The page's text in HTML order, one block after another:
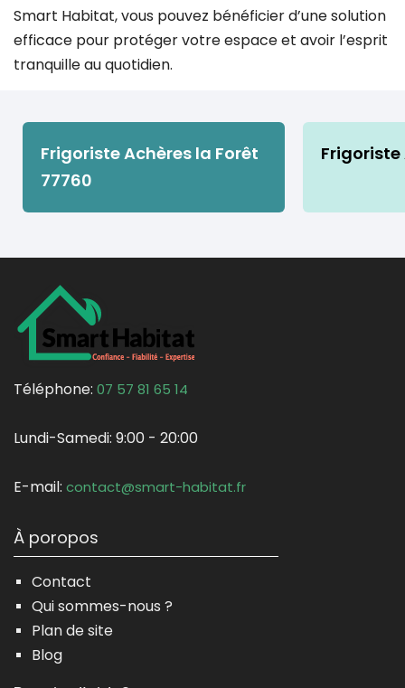
Smart Habitat, vous pouvez bénéficier d’une solution
efficace pour protéger votre espace et avoir l’esprit
tranquille au quotidien.
Frigoriste Achères la Forêt
77760
Frigoriste
Téléphone: 07 57 81 65 14
Lundi-Samedi: 9:00 - 20:00
E-mail: contact@smart-habitat.fr
À poropos
Contact
Qui sommes-nous ?
Plan de site
Blog